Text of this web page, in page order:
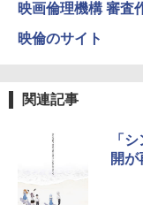
映画倫理機構 審査
映倫のサイト
関連記事
「
開が